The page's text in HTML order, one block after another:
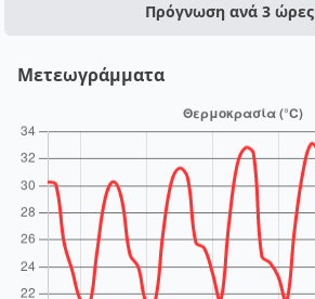
Πρόγνωση ανά 3 ώρες
Μετεωγράμματα